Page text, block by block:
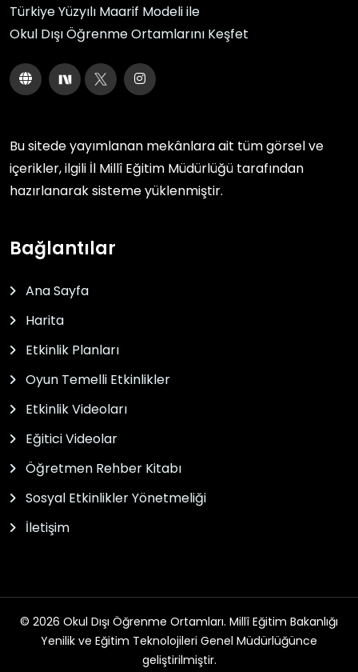
Türkiye Yüzyılı Maarif Modeli ile
Okul Dışı Öğrenme Ortamlarını Keşfet
Bu sitede yayımlanan mekânlara ait tüm görsel ve
içerikler, ilgili İl Millî Eğitim Müdürlüğü tarafından
hazırlanarak sisteme yüklenmiştir.
Bağlantılar
Ana Sayfa
Harita
Etkinlik Planları
Oyun Temelli Etkinlikler
Etkinlik Videoları
Eğitici Videolar
Öğretmen Rehber Kitabı
Sosyal Etkinlikler Yönetmeliği
İletişim
© 2026 Okul Dışı Öğrenme Ortamları. Millî Eğitim Bakanlığı
Yenilik ve Eğitim Teknolojileri Genel Müdürlüğünce
geliştirilmiştir.